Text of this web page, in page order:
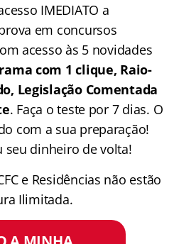
IMEDIATO a
em concursos
acesso às 5 novidades
com 1 clique, Raio-
Legislação Comentada
. Faça o teste por 7 dias. O
com a sua preparação!
seu dinheiro de volta!
e Residências não estão
Ilimitada.